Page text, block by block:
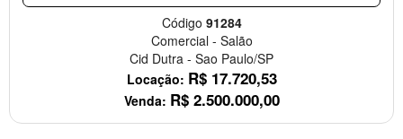
Código 91284
Comercial - Salão
Cid Dutra - Sao Paulo/SP
Locação: R$ 17.720,53
Venda: R$ 2.500.000,00